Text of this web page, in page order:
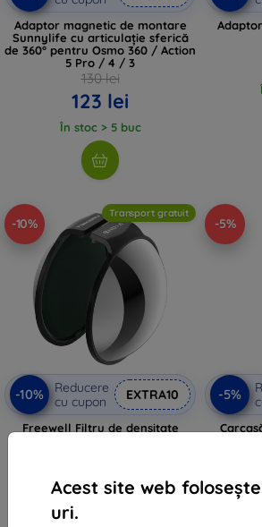
Acest site web
uri.
Adaptor magnetic de montare
Sunnylife cu articulație sferică
de 360° pentru Osmo 360 / Action
5 Pro / 4 / 3
130 lei
123 lei
În stoc > 5 buc
-10%
Transport gratuit
-10%
Reducere
cu cupon
EXTRA10
Freewell Filtru de densitate
354 lei
În stoc > 5 buc
-5%
-5%